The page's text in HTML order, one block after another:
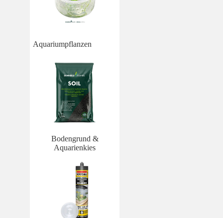
Aquariumpflanzen
Bodengrund &
Aquarienkies